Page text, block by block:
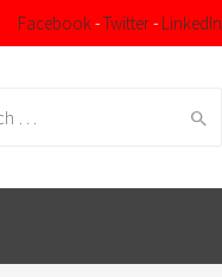
Facebook-Twitter- LinkedIn